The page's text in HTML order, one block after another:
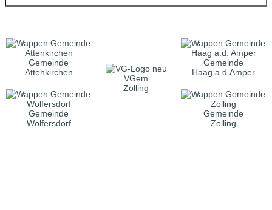
Gemeinde
Attenkirchen
VGem
Zolling
Gemeinde
Haag a.d.Amper
Gemeinde
Wolfersdorf
Gemeinde
Zolling